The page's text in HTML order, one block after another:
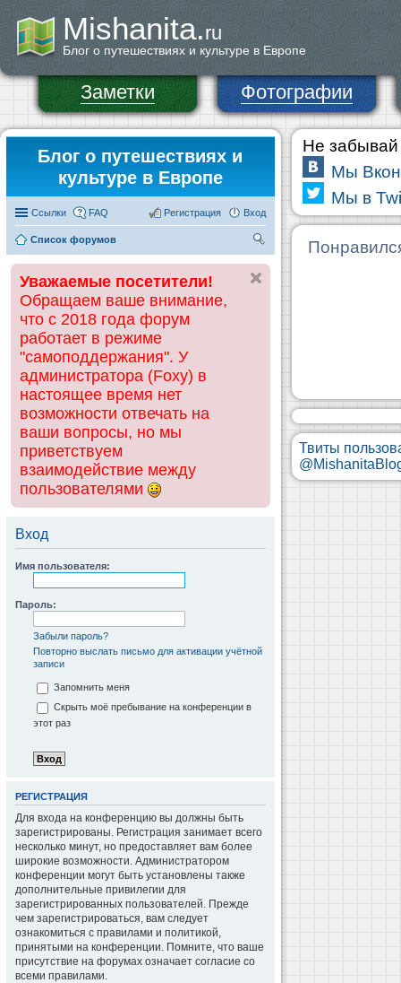
Mishanita.ru
Блог о путешествиях и культуре в Европе
Заметки Фотографии
Блог о путешествиях и
культуре в Европе
Ссылки FAQ Вход
Регистрация
Список форумов
ск
Уважаемые посетители!
Обращаем ваше внимание,
что с 2018 года форум
работает в режиме
"самоподдержания". У
администратора (Foxy) в
настоящее время нет
возможности отвечать на
ваши вопросы, но мы
приветствуем
взаимодействие между
пользователями
Вход
Имя пользователя:
Пароль:
Забыли пароль?
Повторно выслать письмо для активации учётной
записи
Запомнить меня
Скрыть моё пребывание на конференции в
этот раз
РЕГИСТРАЦИЯ
Для входа на конференцию вы должны быть
зарегистрированы. Регистрация занимает всего
несколько минут, но предоставляет вам более
широкие возможности. Администратором
конференции могут быть установлены также
дополнительные привилегии для
зарегистрированных пользователей. Прежде
чем зарегистрироваться, вам следует
ознакомиться с правилами и политикой,
принятыми на конференции. Помните, что ваше
присутствие на форумах означает согласие со
всеми правилами.
Не забывай
Мы
Мы в
Твиты